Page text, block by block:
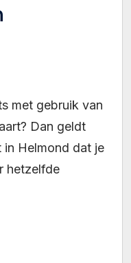
met gebruik van
Dan geldt
Helmond dat je
hetzelfde